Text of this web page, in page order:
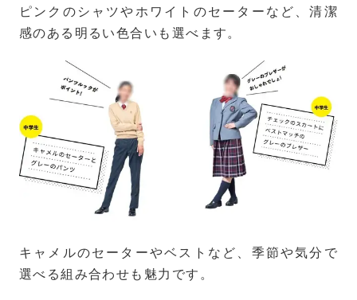
ピンクのシャツやホワイトのセーターなど、清潔
感のある明るい色合いも選べます。
キャメルのセーターやベストなど、季節や気分で
選べる組み合わせも魅力です。